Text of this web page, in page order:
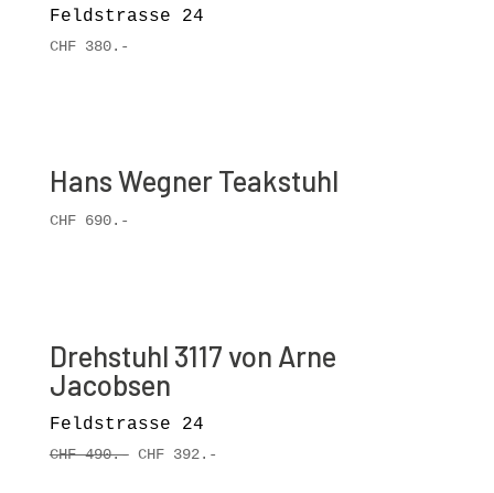
Feldstrasse 24
CHF 380.-
Hans Wegner Teakstuhl
CHF 690.-
Drehstuhl 3117 von Arne
Jacobsen
Feldstrasse 24
CHF 490.-CHF 392.-